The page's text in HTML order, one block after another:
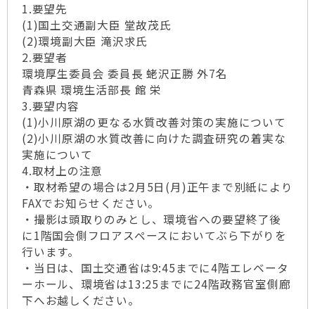
1.要望先
(1)国土交通副大臣 堂故茂氏
(2)環境副大臣 滝沢求氏
2.要望者
環境厚生委員会 委員長 蛯沢正勝 外7名
青森県 環境生活部長 館 栄
3.要望内容
(1)小川原湖の更なる水質改善対策の実施について
(2)小川原湖の水質改善に向けた調査研究の着実な
実施について
4.取材上の注意
・取材希望の場合は2月5日(月)正午まで別紙により
FAXでお知らせください。
・撮影は頭取りのみとし、環境省への要望終了後
に1階国会側フロアスペースにおいてぶら下がりを
行います。
・当日は、国土交通省は9:45までに4階エレベータ
ーホール、環境省は13:25までに24階政務官室側廊
下へお越しください。